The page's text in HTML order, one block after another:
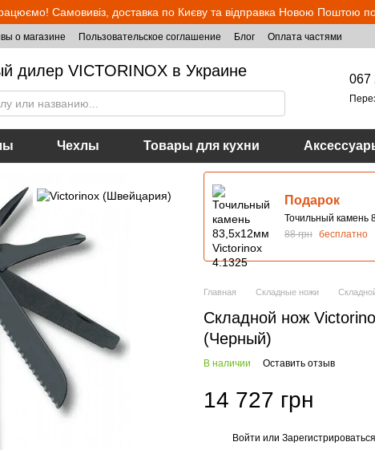
Самовивіз, доставка по Києву та відправка Новою Поштою по
о магазине Пользовательское соглашение Блог Оплата частями
дилер VICTORINOX в Украине 067
Чехлы Товары для кухни
Подарок
Точильный камень
88 грн бесплатно
Главная Складные ножи
Складной нож
(Черный)
В наличии Оставить отзыв
14 727 грн
Войти или Зарегистрироваться